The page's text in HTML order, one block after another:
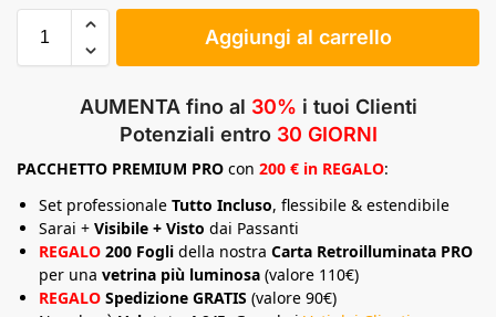
Aggiungi al carrello
AUMENTA fino al 30% i tuoi Clienti
Potenziali entro 30 GIORNI
PACCHETTO PREMIUM PRO con 200 € in REGALO:
Set professionale Tutto Incluso, flessibile & estendibile
Sarai + Visibile + Visto dai Passanti
REGALO 200 Fogli della nostra Carta Retroilluminata PRO
per una vetrina più luminosa (valore 110€)
REGALO Spedizione GRATIS (valore 90€)